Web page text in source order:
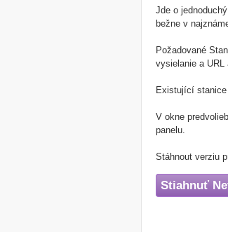
Jde o
bežne v
Požadované
vysielanie a URL
Existující stanice
V okne
panelu.
Stáhnout verziu
Stiahnuť